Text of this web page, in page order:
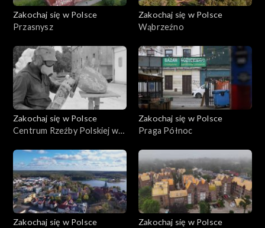
Zakochaj się w Polsce
Przasnysz
Zakochaj się w Polsce
Wąbrzeźno
Zakochaj się w Polsce
Centrum Rzeźby Polskiej w
Zakochaj się w Polsce
Praga Północ
Zakochaj się w Polsce
Zakochaj się w Polsce